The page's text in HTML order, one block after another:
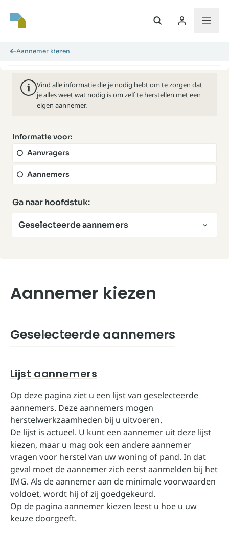
Aannemer kiezen
Vind alle informatie die je nodig hebt om te zorgen dat
je alles weet wat nodig is om zelf te herstellen met een
eigen aannemer.
Informatie voor:
Aanvragers
Aannemers
Ga naar hoofdstuk:
Geselecteerde aannemers
Opleveren
Aannemer kiezen
Geselecteerde aannemers
Lijst aannemers
Op deze pagina ziet u een lijst van geselecteerde
aannemers. Deze aannemers mogen
herstelwerkzaamheden bij u uitvoeren.
De lijst is actueel. U kunt een aannemer uit deze lijst
kiezen, maar u mag ook een andere aannemer
vragen voor herstel van uw woning of pand. In dat
geval moet de aannemer zich eerst aanmelden bij het
IMG. Als de aannemer aan de minimale voorwaarden
voldoet, wordt hij of zij goedgekeurd.
Op de pagina aannemer kiezen leest u hoe u uw
keuze doorgeeft.